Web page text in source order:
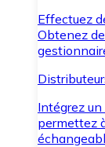
Effectuez
Obtenez
Intégrez
permettez